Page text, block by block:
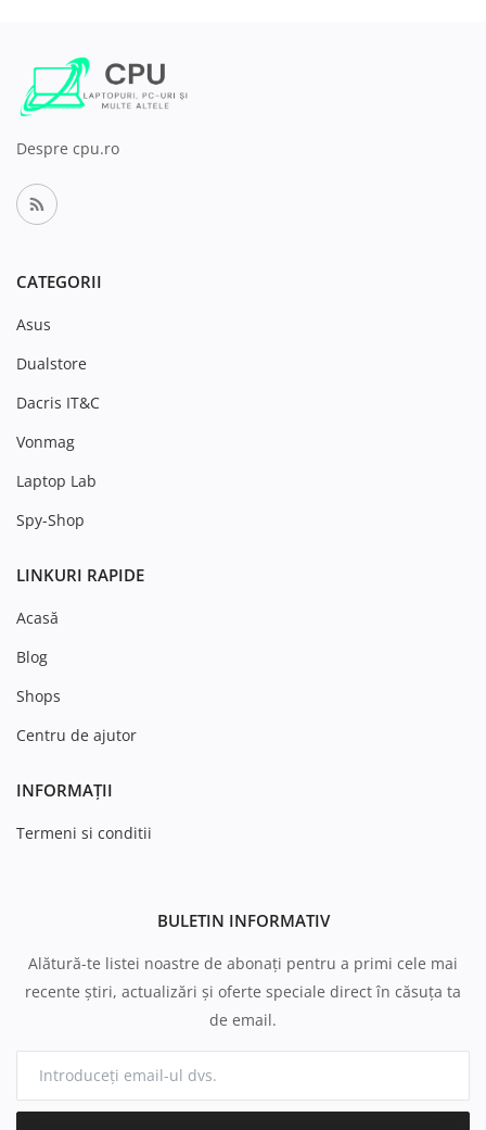
Despre cpu.ro
CATEGORII
Asus
Dualstore
Dacris IT&C
Vonmag
Laptop Lab
Spy-Shop
LINKURI RAPIDE
Acasă
Blog
Shops
Centru de ajutor
INFORMAȚII
Termeni si conditii
BULETIN INFORMATIV
Alătură-te listei noastre de abonați pentru a primi cele mai
recente știri, actualizări și oferte speciale direct în căsuța ta
de email.